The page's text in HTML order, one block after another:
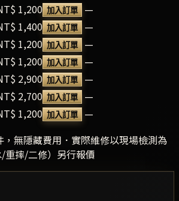
1,200 加入訂單
—
1,400 加入訂單
—
1,200 加入訂單
—
1,200 加入訂單
—
2,900 加入訂單
—
2,700 加入訂單
—
1,200 加入訂單
—
，無隱藏費用．實際維修以現場檢測為
重摔/二修）另行報價